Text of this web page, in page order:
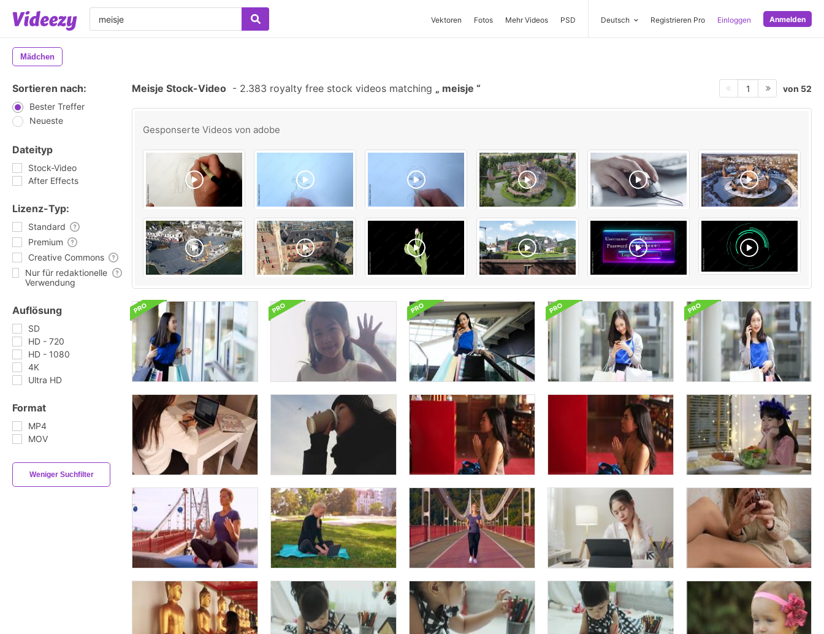
Vektoren Fotos Mehr Videos PSD Deutsch Registrieren Pro Einloggen Anmelden
Mädchen
Sortieren nach:
Bester Treffer
Neueste
Dateityp
Stock-Video
After Effects
Lizenz-Typ:
Standard
Premium
Creative Commons
Nur für redaktionelle
Verwendung
Auflösung
SD
HD - 720
HD - 1080
4K
Ultra HD
Format
MP4
MOV
Weniger Suchfilter
Meisje Stock-Video - 2.383 royalty free stock videos matching meisje 1 von 52
Gesponserte Videos von adobe